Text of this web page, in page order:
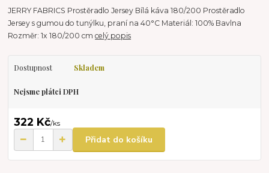
JERRY FABRICS Prostěradlo Jersey Bílá káva 180/200 Prostěradlo
Jersey s gumou do tunýlku, praní na 40°C Materiál: 100% Bavlna
Rozměr: 1x 180/200 cmcelý popis
Dostupnost Skladem
Nejsme plátci DPH
322 Kč/ks
Přidat do košíku